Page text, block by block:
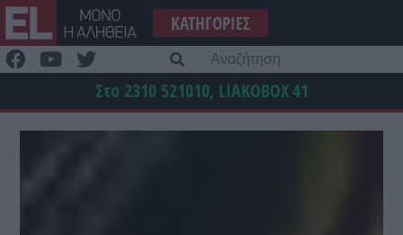
Μετάβαση
στο
περιεχόμενο
ΚΑΤΗΓΟΡΊΕΣ
Στο 2310 521010, LIAKOBOX41